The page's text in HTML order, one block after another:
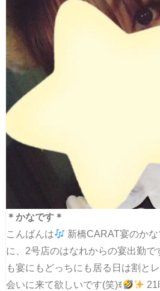
＊かなです＊
こんばんは
新橋CARAT宴のか
に、2号店のはなれからの宴出勤で
も宴にもどっちにも居る日は割と
会いに来て欲しいです(笑)ꉂ